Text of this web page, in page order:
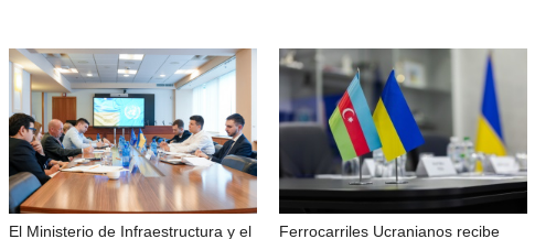
El Ministerio de Infraestructura y el
Ferrocarriles Ucranianos recibe